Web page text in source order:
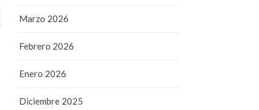
Marzo 2026
Febrero 2026
Enero 2026
Diciembre 2025